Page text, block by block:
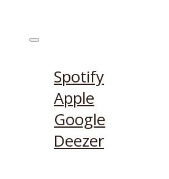
Spotify
Apple
Google
Deezer